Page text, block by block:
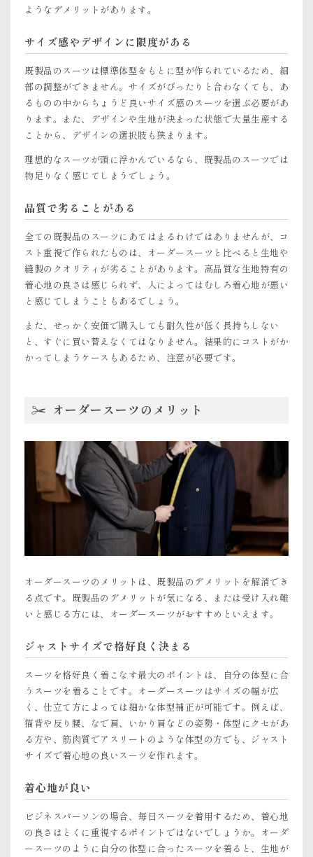
ようなデメリットがあります。
サイズ感やデザインに限度がある
既製品のスーツは標準体型をもとに型が作られているため、細
部の調整ができません。サイズがぴったりと合わなくても、あ
るものの中からちょうど良いサイズ感のスーツを選ぶ必要があ
ります。また、デザインや生地が決まった状態で大量生産する
ことから、デザインの選択肢も狭まります。
理想的なスーツが頭に浮かんでいるなら、既製品のスーツでは
物足りなく感じてしまうでしょう。
品質で劣ることがある
全ての既製品のスーツにあてはまるわけではありませんが、コ
スト重視で作られたものは、オーダースーツと比べると生地や
縫製のクオリティが劣ることがあります。高品質な生地特有の
着心地の良さは感じられず、人によってはむしろ着心地が悪い
と感じてしまうこともあるでしょう。
また、せっかく安価で購入しても耐久性が低く長持ちしない
と、すぐに買い替えなくてはなりません。結果的にコストがか
かってしまうケースもあるため、注意が必要です。
オーダースーツのメリット
オーダースーツのメリットは、既製品のデメリットを解消でき
る点です。既製品のデメリットが気になる、または受け入れ難
いと感じる方には、オーダースーツがおすすめといえます。
ジャストサイズで格好良く決まる
スーツを格好良く着こなす最大のポイントは、自分の体型に合
うスーツを着ることです。オーダースーツはサイズの幅が広
く、仕立て方によっては細かな体型補正が可能です。例えば、
猫背や反り腰、なで肩、いかり肩などの姿勢・体型にクセがあ
る方や、筋肉質でアスリートのような体型の方でも、ジャスト
サイズで着心地の良いスーツを作れます。
着心地が良い
ビジネスパーソンの場合、毎日スーツを着用するため、着心地
の良さはとくに重視するポイントではないでしょうか。オーダ
ースーツのように自分の体型に合ったスーツを着ると、生地が